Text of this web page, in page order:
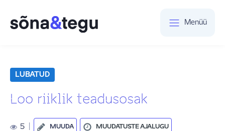
Menüü
LUBATUD
Loo riiklik teadusosak
5 MUUDA MUUDATUSTE AJALUGU